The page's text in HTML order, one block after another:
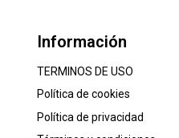
Información
TERMINOS DE USO
Política de cookies
Política de privacidad